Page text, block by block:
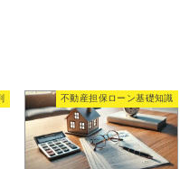
不動産担保ローン基礎知識